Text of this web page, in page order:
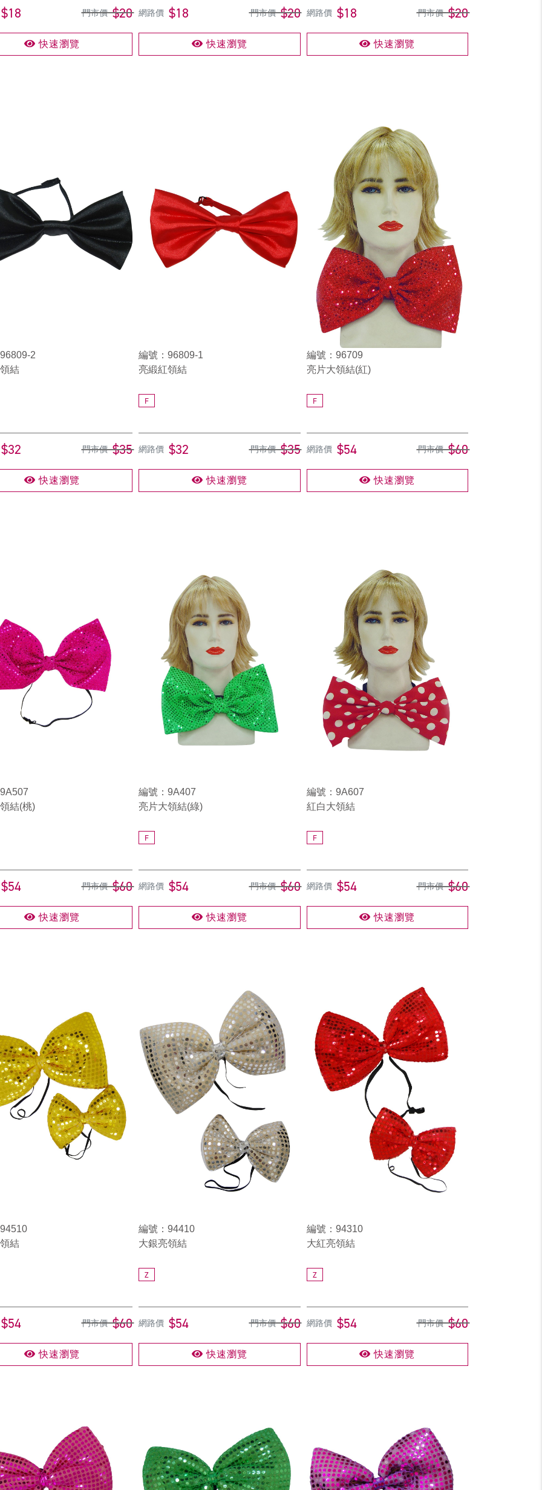
$18 門市價 $20
快速瀏覽
網路價 $18 門市價 $20
快速瀏覽
網路價 $18 門市價 $20
快速瀏覽
2
結
$32 門市價 $35
快速瀏覽
編號：96809-1
亮緞紅領結
F
網路價 $32 門市價 $35
快速瀏覽
編號：96709
亮片大領結(紅)
F
網路價 $54 門市價 $60
快速瀏覽
結(桃)
$54 門市價 $60
快速瀏覽
編號：9A407
亮片大領結(綠)
F
網路價 $54 門市價 $60
快速瀏覽
編號：9A607
紅白大領結
F
網路價 $54 門市價 $60
快速瀏覽
結
$54 門市價 $60
快速瀏覽
編號：94410
大銀亮領結
Z
網路價 $54 門市價 $60
快速瀏覽
編號：94310
大紅亮領結
Z
網路價 $54 門市價 $60
快速瀏覽